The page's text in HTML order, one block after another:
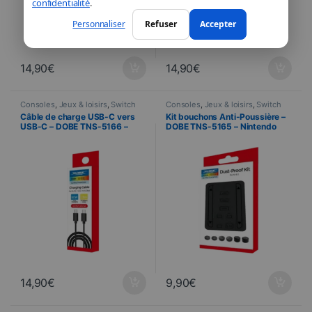
Personnaliser Refuser Accepter
14,90€ 14,90€
Consoles Jeux & loisirs Switch
Câble de charge USB-C vers
USB-C – DOBE TNS-5166 –
14,90€
Consoles Jeux & loisirs Switch
Kit bouchons Anti-Poussière –
DOBE TNS-5165 – Nintendo
9,90€